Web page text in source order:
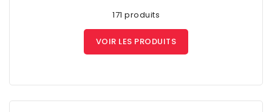
171 produits
VOIR LES PRODUITS